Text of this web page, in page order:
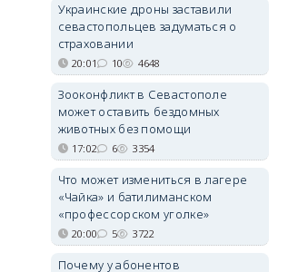
Украинские дроны заставили
севастопольцев задуматься о
страховании
20:01 10 4648
Зооконфликт в Севастополе
может оставить бездомных
животных без помощи
17:02 6 3354
Что может измениться в лагере
«Чайка» и батилиманском
«профессорском уголке»
20:00 5 3722
Почему у абонентов